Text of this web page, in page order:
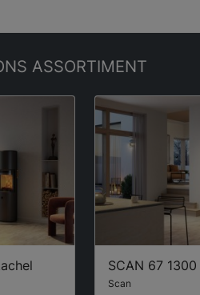
ASSORTIMENT
SCAN 67
Scan